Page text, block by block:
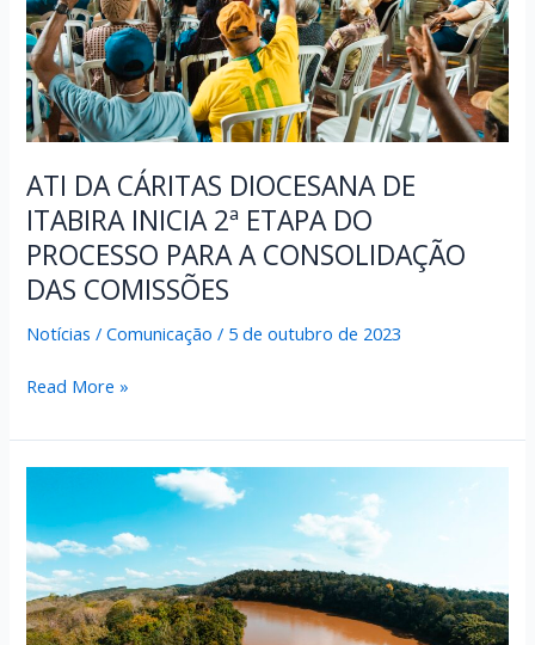
DAS
COMISSÕES
DE
ATINGIDOS
ATI DA CÁRITAS DIOCESANA DE
ITABIRA INICIA 2ª ETAPA DO
PROCESSO PARA A CONSOLIDAÇÃO
DAS COMISSÕES
Notícias /Comunicação/ 5 de outubro de 2023
ATI
CÁRITAS
DIOCESANA
ITABIRA
INICIA
2ª
ETAPA
DO
Read More »